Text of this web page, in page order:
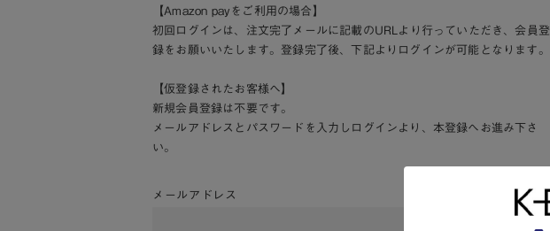
【Amazon payをご利用の場合】
初回ログインは、注文完了メールに記載のURLより行っていただき、会員登
録をお願いいたします。登録完了後、下記よりログインが可能となります。
【仮登録されたお客様へ】
新規会員登録は不要です。
メールアドレスとパスワードを入力しログインより、本登録へお進み下さ
い。
メールアドレス